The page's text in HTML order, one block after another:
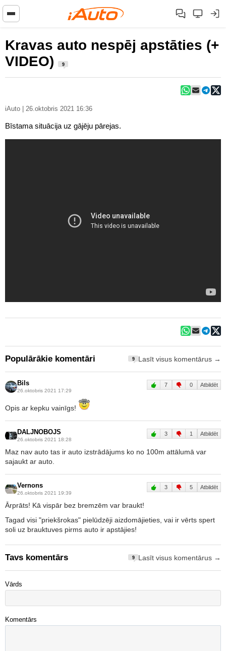
Kravas auto nespēj apstāties (+
VIDEO)
9
iAuto | 26.oktobris 2021 16:36
Bīstama situācija uz gājēju pārejas.
Populārākie komentāri 9 Lasīt visus komentārus →
Bils
26.oktobris 2021 17:29
7 0 Atbildēt
Opis ar kepku vainīgs!
DALJNOBOJS
26.oktobris 2021 18:28
3 1 Atbildēt
Maz nav auto tas ir auto izstrādājums ko no 100m attālumā var
sajaukt ar auto.
Vernons
26.oktobris 2021 19:39
3 5 Atbildēt
Ārprāts! Kā vispār bez bremzēm var braukt!
Tagad visi "priekšrokas" pielūdzēji aizdomājieties, vai ir vērts spert
soli uz brauktuves pirms auto ir apstājies!
Tavs komentārs 9 Lasīt visus komentārus →
Vārds
Komentārs